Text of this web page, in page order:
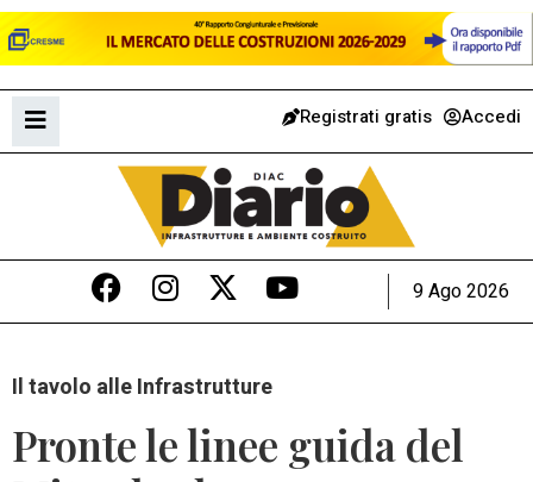
Registrati gratis Accedi
9 Ago 2026
Il tavolo alle Infrastrutture
Pronte le linee guida del